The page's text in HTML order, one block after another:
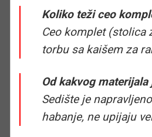
Koliko teži ceo
Ceo komplet (stolica
torbu sa kaišem za
Od kakvog
Sedište je
habanje, ne upijaju